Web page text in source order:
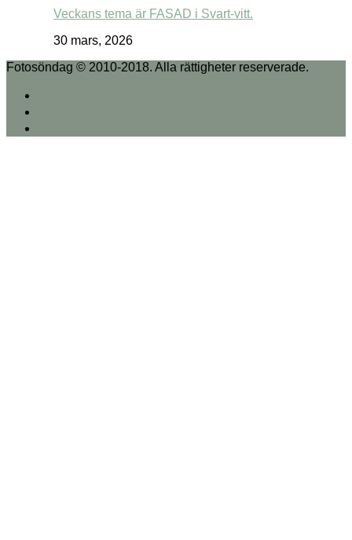
Veckans tema är FASAD i Svart-vitt.
30 mars, 2026
Fotosöndag © 2010-2018. Alla rättigheter reserverade.